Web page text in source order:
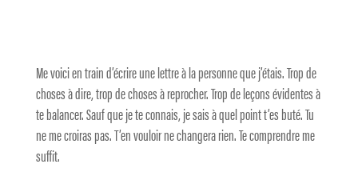
Me voici en train d’écrire une lettre à la personne que j’étais. Trop de
choses à dire, trop de choses à reprocher. Trop de leçons évidentes à
te balancer. Sauf que je te connais, je sais à quel point t’es buté. Tu
ne me croiras pas. T’en vouloir ne changera rien. Te comprendre me
suffit.